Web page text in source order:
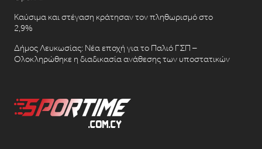
Καύσιμα και στέγαση κράτησαν τον πληθωρισμό στο
2,9%
Δήμος Λευκωσίας: Νέα εποχή για το Παλιό ΓΣΠ –
Ολοκληρώθηκε η διαδικασία ανάθεσης των υποστατικών